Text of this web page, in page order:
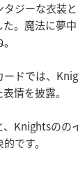
タジーな衣装
。 魔法に夢
ドでは、
情を披露。
Knightsのの
です。